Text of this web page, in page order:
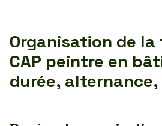
Organisation de
CAP peintre en
durée,